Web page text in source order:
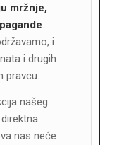
mržnje,
.
i
i drugih
pravcu.
našeg
nas neće